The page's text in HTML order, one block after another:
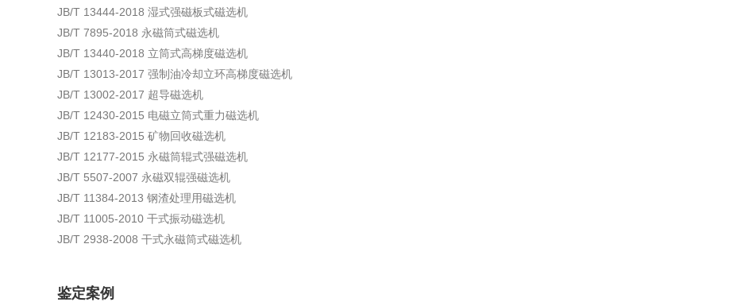
JB/T 13444-2018 湿式强磁板式磁选机
JB/T 7895-2018 永磁筒式磁选机
JB/T 13440-2018 立筒式高梯度磁选机
JB/T 13013-2017 强制油冷却立环高梯度磁选机
JB/T 13002-2017 超导磁选机
JB/T 12430-2015 电磁立筒式重力磁选机
JB/T 12183-2015 矿物回收磁选机
JB/T 12177-2015 永磁筒辊式强磁选机
JB/T 5507-2007 永磁双辊强磁选机
JB/T 11384-2013 钢渣处理用磁选机
JB/T 11005-2010 干式振动磁选机
JB/T 2938-2008 干式永磁筒式磁选机
鉴定案例